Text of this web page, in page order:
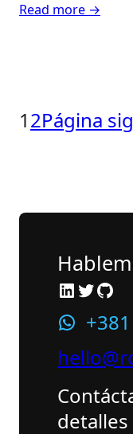
Read more →
12Página
LinkedIn Twitter GitHub